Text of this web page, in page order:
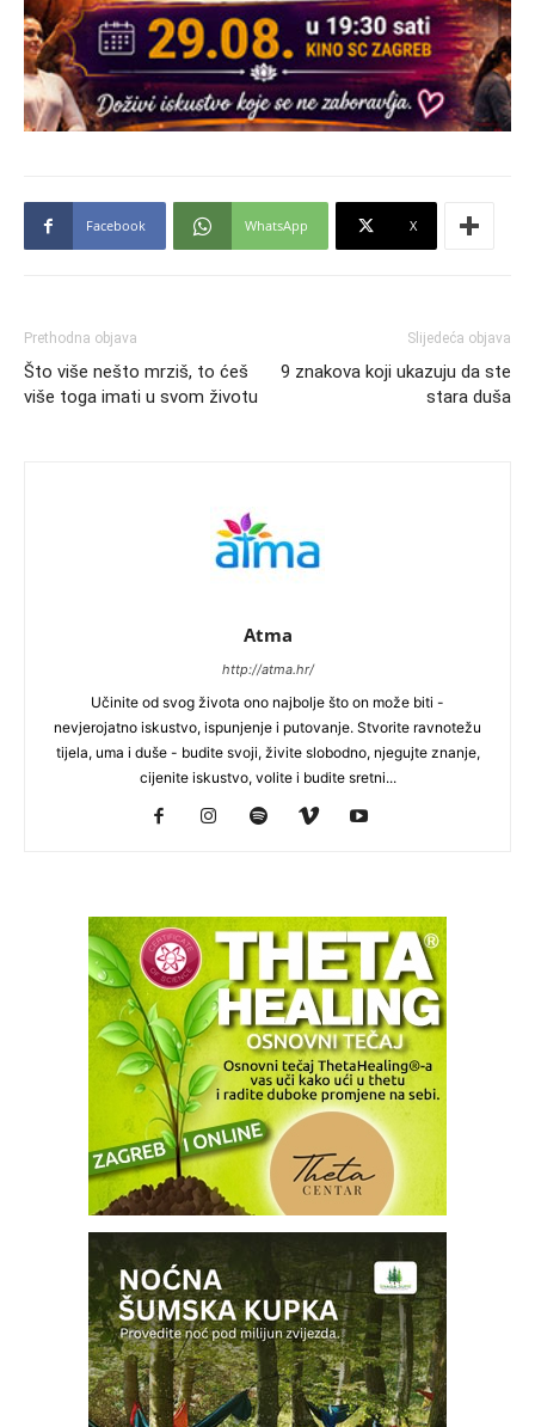
Facebook WhatsApp X
Prethodna objava
Što više nešto mrziš, to ćeš
više toga imati u svom životu
Slijedeća objava
9 znakova koji ukazuju da ste
stara duša
Atma
http://atma.hr/
Učinite od svog života ono najbolje što on može biti -
nevjerojatno iskustvo, ispunjenje i putovanje. Stvorite ravnotežu
tijela, uma i duše - budite svoji, živite slobodno, njegujte znanje,
cijenite iskustvo, volite i budite sretni...